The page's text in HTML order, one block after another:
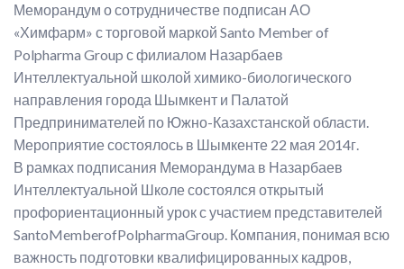
Меморандум о сотрудничестве подписан АО
«Химфарм» с торговой маркой Santo Member of
Polpharma Group с филиалом Назарбаев
Интеллектуальной школой химико-биологического
направления города Шымкент и Палатой
Предпринимателей по Южно-Казахстанской области.
Мероприятие состоялось в Шымкенте 22 мая 2014г.
В рамках подписания Меморандума в Назарбаев
Интеллектуальной Школе состоялся открытый
профориентационный урок с участием представителей
SantoMemberofPolpharmaGroup. Компания, понимая всю
важность подготовки квалифицированных кадров,